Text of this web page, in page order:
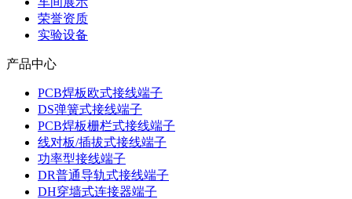
荣誉资质
实验设备
产品中心
PCB焊板欧式接线端子
DS弹簧式接线端子
PCB焊板栅栏式接线端子
线对板/插拔式接线端子
功率型接线端子
DR普通导轨式接线端子
DH穿墙式连接器端子